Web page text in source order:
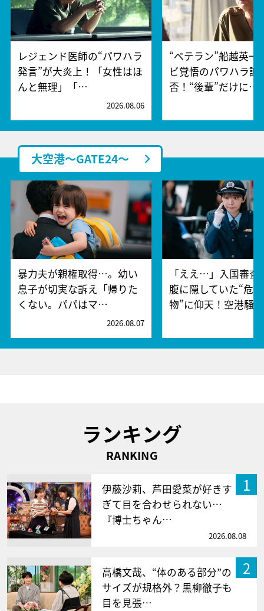
レジェンド医師の“パワハラ
発言”が大炎上！「女性はほ
んと無理」「…
2026.08.06
“ベテラン”船越英一
ビ覚悟のパワハラ謝
否！“後輩”だけに…
大空港～GATE24～
暴力夫が親権取得…。幼い
息子が切実な訴え「帰りた
くない。パパはマ…
2026.08.07
「ええ…」入国審査
腹に隠していた“危
物”に仰天！空港騒
ランキング
RANKING
1
伊藤沙莉、芦田愛菜が好きす
ぎて目を合わせられない…
『博士ちゃん…
2026.08.08
2
高橋文哉、“体のある部分”の
サイズが規格外？黒柳徹子も
目を見張…